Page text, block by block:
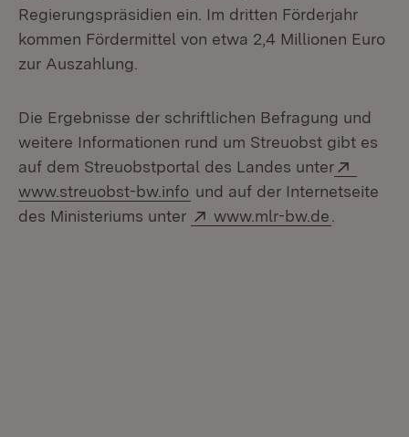
Regierungspräsidien ein. Im dritten Förderjahr
kommen Fördermittel von etwa 2,4 Millionen Euro
zur Auszahlung.
Die Ergebnisse der schriftlichen Befragung und
weitere Informationen rund um Streuobst gibt es
auf dem Streuobstportal des Landes unter
www.streuobst-bw.info (Öffnet in neuem Fenster)
und auf der Internetseite
des Ministeriums unter
Extern:
www.mlr-bw.de